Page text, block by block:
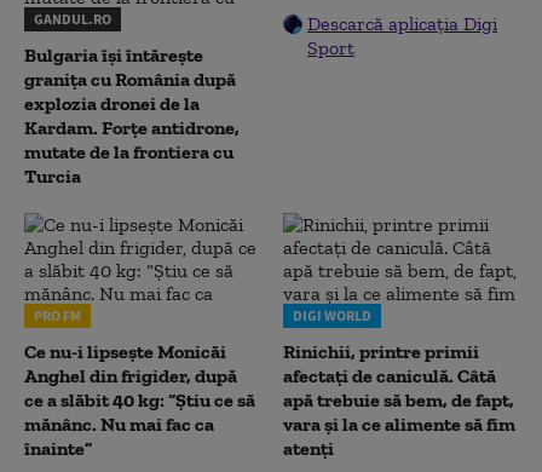
GANDUL.RO
Bulgaria își întărește
granița cu România după
explozia dronei de la
Kardam. Forțe antidrone,
mutate de la frontiera cu
Turcia
Descarcă aplicația Digi
Sport
PRO FM
Ce nu-i lipsește Monicăi
Anghel din frigider, după
ce a slăbit 40 kg: “Știu ce să
mănânc. Nu mai fac ca
înainte”
DIGI WORLD
Rinichii, printre primii
afectați de caniculă. Câtă
apă trebuie să bem, de fapt,
vara și la ce alimente să fim
atenți